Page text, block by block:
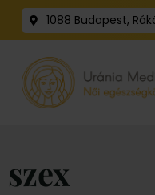
1088 Budapest,
szex